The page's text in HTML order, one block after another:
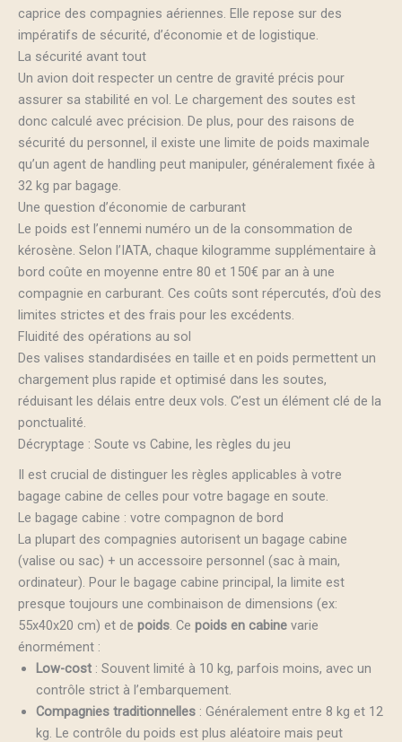
caprice des compagnies aériennes. Elle repose sur des
impératifs de sécurité, d’économie et de logistique.
La sécurité avant tout
Un avion doit respecter un centre de gravité précis pour
assurer sa stabilité en vol. Le chargement des soutes est
donc calculé avec précision. De plus, pour des raisons de
sécurité du personnel, il existe une limite de poids maximale
qu’un agent de handling peut manipuler, généralement fixée à
32 kg par bagage.
Une question d’économie de carburant
Le poids est l’ennemi numéro un de la consommation de
kérosène. Selon l’IATA, chaque kilogramme supplémentaire à
bord coûte en moyenne entre 80 et 150€ par an à une
compagnie en carburant. Ces coûts sont répercutés, d’où des
limites strictes et des frais pour les excédents.
Fluidité des opérations au sol
Des valises standardisées en taille et en poids permettent un
chargement plus rapide et optimisé dans les soutes,
réduisant les délais entre deux vols. C’est un élément clé de la
ponctualité.
Décryptage : Soute vs Cabine, les règles du jeu
Il est crucial de distinguer les règles applicables à votre
bagage cabine de celles pour votre bagage en soute.
Le bagage cabine : votre compagnon de bord
La plupart des compagnies autorisent un bagage cabine
(valise ou sac) + un accessoire personnel (sac à main,
ordinateur). Pour le bagage cabine principal, la limite est
presque toujours une combinaison de dimensions (ex:
55x40x20 cm) et de poids. Ce poids en cabine varie
énormément :
Low-cost : Souvent limité à 10 kg, parfois moins, avec un
contrôle strict à l’embarquement.
Compagnies traditionnelles : Généralement entre 8 kg et 12
kg. Le contrôle du poids est plus aléatoire mais peut